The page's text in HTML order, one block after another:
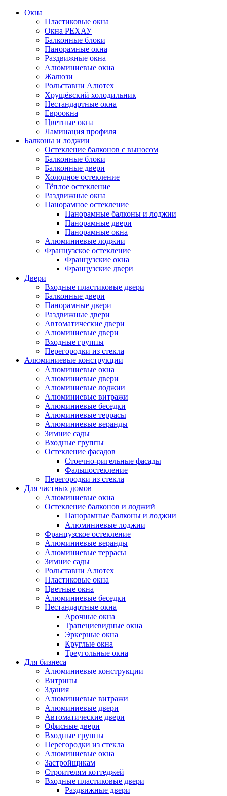
Окна
Пластиковые окна
Окна РЕХАУ
Балконные блоки
Панорамные окна
Раздвижные окна
Алюминиевые окна
Жалюзи
Рольставни Алютех
Хрущёвский холодильник
Нестандартные окна
Евроокна
Цветные окна
Ламинация профиля
Балконы и лоджии
Остекление балконов с выносом
Балконные блоки
Балконные двери
Холодное остекление
Тёплое остекление
Раздвижные окна
Панорамное остекление
Панорамные балконы и лоджии
Панорамные двери
Панорамные окна
Алюминиевые лоджии
Французское остекление
Французские окна
Французские двери
Двери
Входные пластиковые двери
Балконные двери
Панорамные двери
Раздвижные двери
Автоматические двери
Алюминиевые двери
Входные группы
Перегородки из стекла
Алюминиевые конструкции
Алюминиевые окна
Алюминиевые двери
Алюминиевые лоджии
Алюминиевые витражи
Алюминиевые беседки
Алюминиевые террасы
Алюминиевые веранды
Зимние сады
Входные группы
Остекление фасадов
Стоечно-ригельные фасады
Фальшостекление
Перегородки из стекла
Для частных домов
Алюминиевые окна
Остекление балконов и лоджий
Панорамные балконы и лоджии
Алюминиевые лоджии
Французское остекление
Алюминиевые веранды
Алюминиевые террасы
Зимние сады
Рольставни Алютех
Пластиковые окна
Цветные окна
Алюминиевые беседки
Нестандартные окна
Арочные окна
Трапециевидные окна
Эркерные окна
Круглые окна
Треугольные окна
Для бизнеса
Алюминиевые конструкции
Витрины
Здания
Алюминиевые витражи
Алюминиевые двери
Автоматические двери
Офисные двери
Входные группы
Перегородки из стекла
Алюминиевые окна
Застройщикам
Строителям коттеджей
Входные пластиковые двери
Раздвижные двери